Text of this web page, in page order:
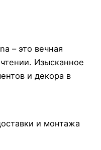
– это вечная
Изысканное
и декора в
и монтажа